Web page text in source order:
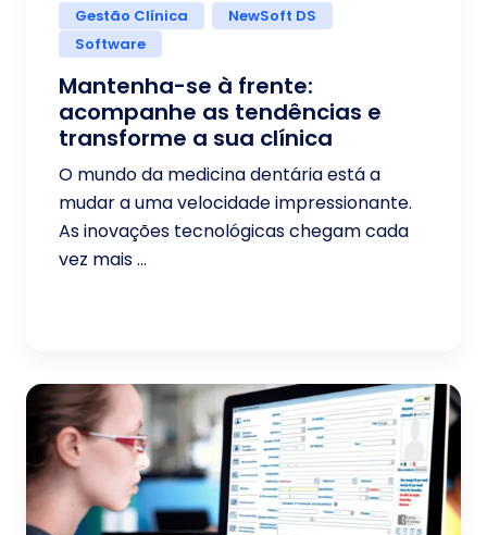
Gestão Clínica
NewSoft DS
Software
Mantenha-se à frente:
acompanhe as tendências e
transforme a sua clínica
O mundo da medicina dentária está a
mudar a uma velocidade impressionante.
As inovações tecnológicas chegam cada
vez mais ...